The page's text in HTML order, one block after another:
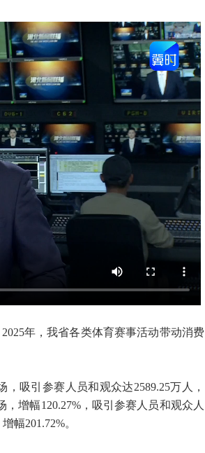
年，我省各类体育赛事活动带动消费
吸引参赛人员和观众达2589.25万人，
增幅120.27%，吸引参赛人员和观众人
幅201.72%。